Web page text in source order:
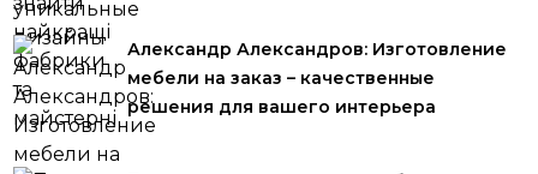
Александр Александров: Изготовление
мебели на заказ – качественные
решения для вашего интерьера